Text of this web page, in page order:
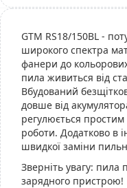
GTM RS18/150BL -
широкого спектра
фанери до
пила живиться від
Вбудований
довше від
регулюється
роботи. Додатково в
швидкої заміни
Зверніть увагу: пила
зарядного пристрою!